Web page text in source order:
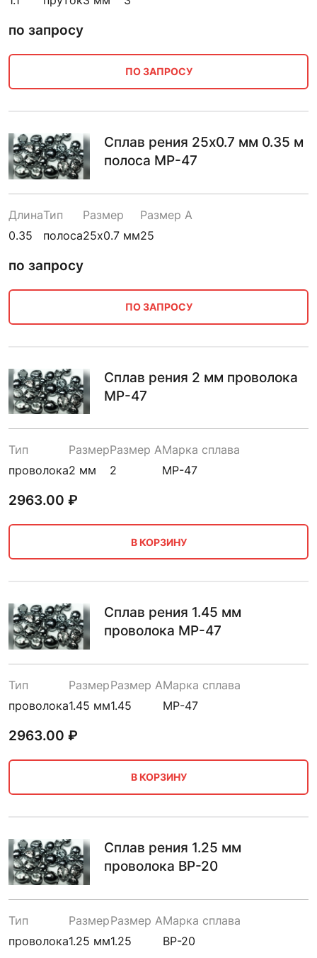
по запросу
ПО ЗАПРОСУ
Сплав рения 25х0.7 мм 0.35 м
полоса МР-47
Длина
0.35
Тип
полоса
Размер
25х0.7 мм
Размер A
25
по запросу
ПО ЗАПРОСУ
Сплав рения 2 мм проволока
МР-47
Тип
проволока
Размер
2 мм
Размер A
2
Марка сплава
МР-47
2963.00 ₽
В КОРЗИНУ
Сплав рения 1.45 мм
проволока МР-47
Тип
проволока
Размер
1.45 мм
Размер A
1.45
Марка сплава
МР-47
2963.00 ₽
В КОРЗИНУ
Сплав рения 1.25 мм
проволока ВР-20
Тип
проволока
Размер
1.25 мм
Размер A
1.25
Марка сплава
ВР-20